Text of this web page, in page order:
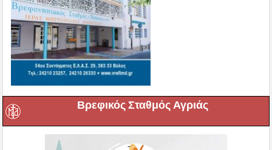
Βρεφικός Σταθμός Αγριάς